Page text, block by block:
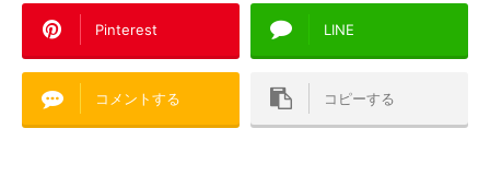
Pinterest LINE
コメントする コピーする